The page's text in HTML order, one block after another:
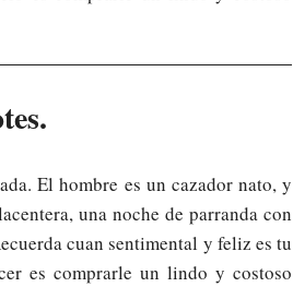
El hombre es un cazador nato, y
una noche de parranda con
cuan sentimental y feliz es tu
es comprarle un lindo y costoso